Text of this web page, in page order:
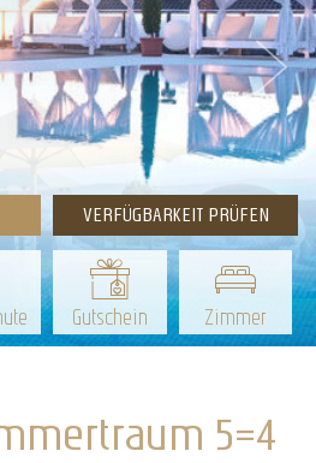
VERFÜGBARKEIT PRÜFEN
Gutschein Zimmer
5=4